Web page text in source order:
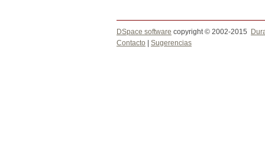
DSpace software copyright © 2002-2015
Contacto
Sugerencias